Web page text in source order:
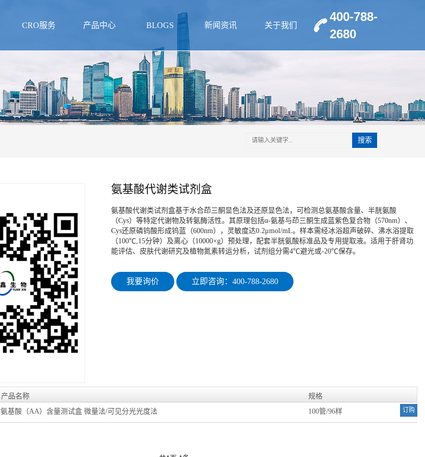
CRO服务 产品中心 BLOGS 新闻资讯 关于我们
400-788-
2680
搜索
氨基酸代谢类试剂盒
氨基酸代谢类试剂盒基于水合茚三酮显色法及还原显色法，可检测总氨基酸含量、半胱氨酸
（Cys）等特定代谢物及转氨酶活性。其原理包括α-氨基与茚三酮生成蓝紫色复合物（570nm）、
Cys还原磷钨酸形成钨蓝（600nm），灵敏度达0.2μmol/mL。样本需经冰浴超声破碎、沸水浴提取
（100℃,15分钟）及离心（10000×g）预处理，配套半胱氨酸标准品及专用提取液。适用于肝肾功
能评估、皮肤代谢研究及植物氮素转运分析，试剂组分需4℃避光或-20℃保存。
我要询价 立即咨询：400-788-2680
产品名称
规格
氨基酸（AA）含量测试盒 微量法/可见分光光度法 100管/96样 订购